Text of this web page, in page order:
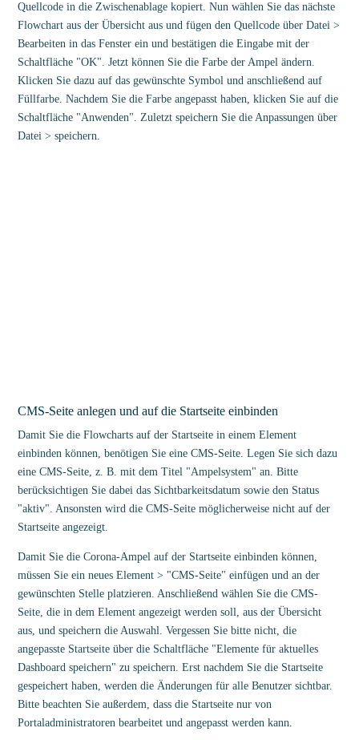
Quellcode in die Zwischenablage kopiert. Nun wählen Sie das nächste
Flowchart aus der Übersicht aus und fügen den Quellcode über Datei >
Bearbeiten in das Fenster ein und bestätigen die Eingabe mit der
Schaltfläche "OK". Jetzt können Sie die Farbe der Ampel ändern.
Klicken Sie dazu auf das gewünschte Symbol und anschließend auf
Füllfarbe. Nachdem Sie die Farbe angepasst haben, klicken Sie auf die
Schaltfläche "Anwenden". Zuletzt speichern Sie die Anpassungen über
Datei > speichern.
CMS-Seite anlegen und auf die Startseite einbinden
Damit Sie die Flowcharts auf der Startseite in einem Element
einbinden können, benötigen Sie eine CMS-Seite. Legen Sie sich dazu
eine CMS-Seite, z. B. mit dem Titel "Ampelsystem" an. Bitte
berücksichtigen Sie dabei das Sichtbarkeitsdatum sowie den Status
"aktiv". Ansonsten wird die CMS-Seite möglicherweise nicht auf der
Startseite angezeigt.
Damit Sie die Corona-Ampel auf der Startseite einbinden können,
müssen Sie ein neues Element > "CMS-Seite" einfügen und an der
gewünschten Stelle platzieren. Anschließend wählen Sie die CMS-
Seite, die in dem Element angezeigt werden soll, aus der Übersicht
aus, und speichern die Auswahl. Vergessen Sie bitte nicht, die
angepasste Startseite über die Schaltfläche "Elemente für aktuelles
Dashboard speichern" zu speichern. Erst nachdem Sie die Startseite
gespeichert haben, werden die Änderungen für alle Benutzer sichtbar.
Bitte beachten Sie außerdem, dass die Startseite nur von
Portaladministratoren bearbeitet und angepasst werden kann.